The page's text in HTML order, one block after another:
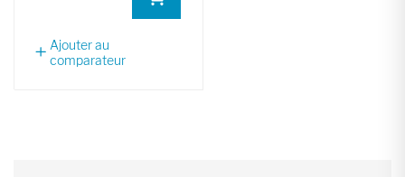
Ajouter au
comparateur